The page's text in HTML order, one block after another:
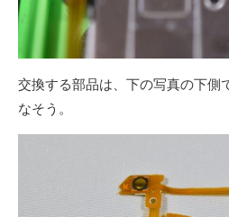
交換する部品は、下の写真の下側
なそう。